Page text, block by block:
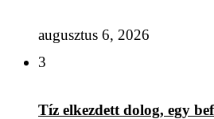
augusztus 6, 2026
3
Tíz elkezdett dolog, egy